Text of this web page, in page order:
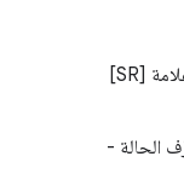
المتطلبات التي يُنصح بها بشدة يتم وضع علامة [SR]
-